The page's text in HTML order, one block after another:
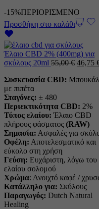
-15%ΠΕΡΙΟΡΙΣΜΕΝΟ
Προσθήκη στο καλάθι
Έλαιο CBD 2% (400mg) για
σκύλους 20ml 55,00€ Η
τιμή
46,75
Συσκευασία CBD:
με πιπέτα
Σταγόνες: ± 480
Περιεκτικότητα CBD: 2%
Τύπος ελαίου: Έλαιο CBD
πλήρους φάσματος (RAW)
Σημασία: Ασφαλές για
Οφέλη: Αποτελεσματικό και
εύκολο στη χρήση
Γεύση: Ευχάριστη, λόγω του
ελαίου σολομού
Χρώμα: Ανοιχτό καφέ /
Κατάλληλο για: Σκύλους
Παραγωγός: Dutch Natural
Healing